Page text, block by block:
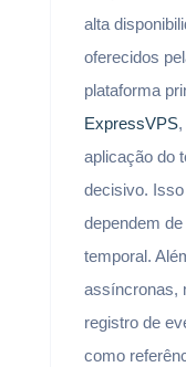
alta
oferecidos
plataforma
ExpressVPS,
aplicação do
decisivo.
dependem
temporal.
assíncronas,
registro de
como